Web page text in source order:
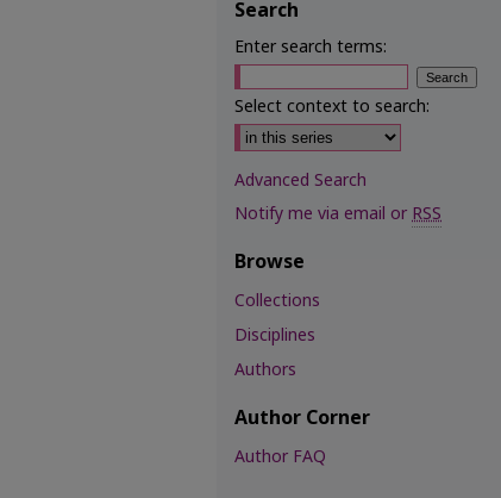
Search
Enter search terms:
Select context to search:
Advanced Search
Notify me via email orRSS
Browse
Collections
Disciplines
Authors
Author Corner
Author FAQ